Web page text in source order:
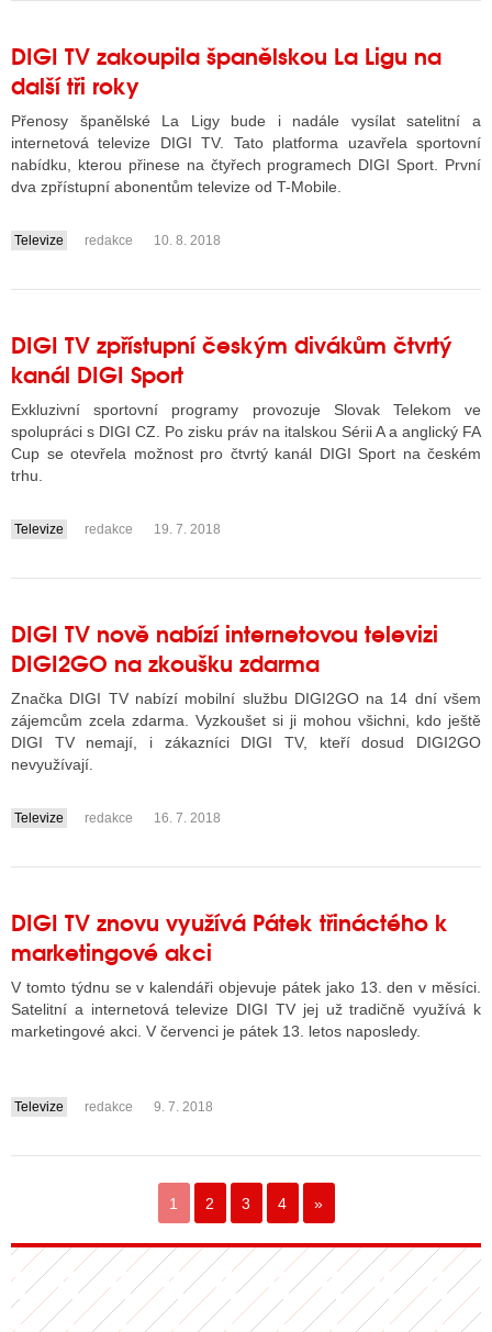
DIGI TV zakoupila španělskou La Ligu na
další tři roky
Přenosy španělské La Ligy bude i nadále vysílat satelitní a
internetová televize DIGI TV. Tato platforma uzavřela sportovní
nabídku, kterou přinese na čtyřech programech DIGI Sport. První
dva zpřístupní abonentům televize od T-Mobile.
....
Televize redakce 10. 8. 2018
DIGI TV zpřístupní českým divákům čtvrtý
kanál DIGI Sport
Exkluzivní sportovní programy provozuje Slovak Telekom ve
spolupráci s DIGI CZ. Po zisku práv na italskou Sérii A a anglický FA
Cup se otevřela možnost pro čtvrtý kanál DIGI Sport na českém
trhu.
....
Televize redakce 19. 7. 2018
DIGI TV nově nabízí internetovou televizi
DIGI2GO na zkoušku zdarma
Značka DIGI TV nabízí mobilní službu DIGI2GO na 14 dní všem
zájemcům zcela zdarma. Vyzkoušet si ji mohou všichni, kdo ještě
DIGI TV nemají, i zákazníci DIGI TV, kteří dosud DIGI2GO
nevyužívají.
....
Televize redakce 16. 7. 2018
DIGI TV znovu využívá Pátek třináctého k
marketingové akci
V tomto týdnu se v kalendáři objevuje pátek jako 13. den v měsíci.
Satelitní a internetová televize DIGI TV jej už tradičně využívá k
marketingové akci. V červenci je pátek 13. letos naposledy.
....
Televize redakce 9. 7. 2018
1 2 3 4 »